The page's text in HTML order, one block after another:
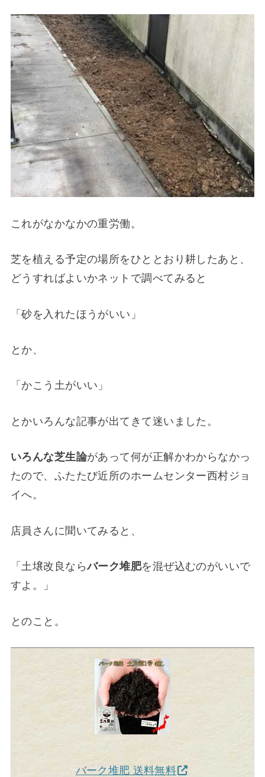
これがなかなかの重労働。
芝を植える予定の場所をひととおり耕したあと、
どうすればよいかネットで調べてみると
「砂を入れたほうがいい」
とか、
「かこう土がいい」
とかいろんな記事が出てきて迷いました。
いろんな芝生論があって何が正解かわからなかっ
たので、ふたたび近所のホームセンター西村ジョ
イへ。
店員さんに聞いてみると、
「土壌改良ならバーク堆肥を混ぜ込むのがいいで
すよ。」
とのこと。
バーク堆肥 送料無料